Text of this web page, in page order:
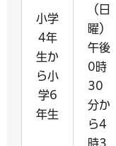
小学
4年
生か
ら小
学6
年生
（日
曜）
午後
0時
30
分か
ら4
時3